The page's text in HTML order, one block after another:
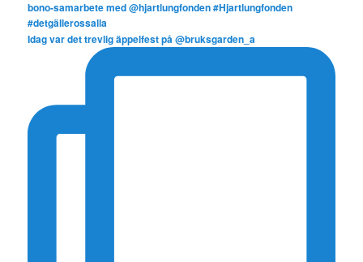
Idag var det trevlig äppelfest på @bruksgarden_a